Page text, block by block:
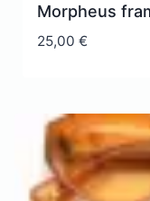
Morpheus
25,00€